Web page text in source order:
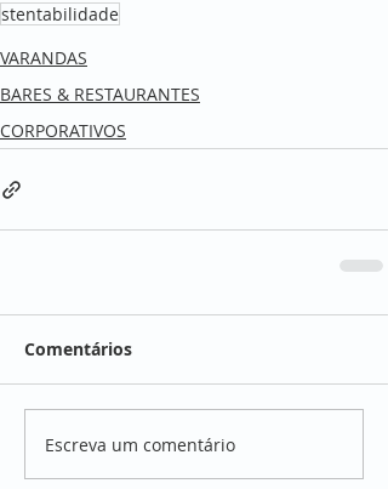
stentabilidade
VARANDAS
BARES & RESTAURANTES
CORPORATIVOS
Comentários
Escreva um comentário